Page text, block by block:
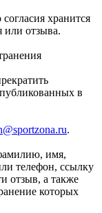
хранится
или отзыва.
в
.
имя,
телефон, ссылку
отзыв, а также
которых